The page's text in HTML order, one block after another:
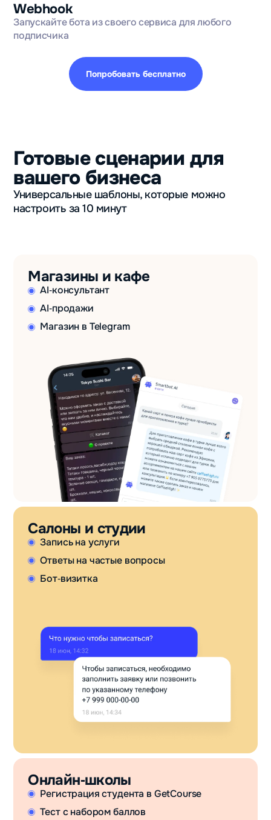
Webhook
Запускайте бота из своего сервиса для любого
подписчика
Попробовать бесплатно
Готовые сценарии для
вашего бизнеса
Универсальные шаблоны, которые можно
настроить за 10 минут
Магазины и кафе
AI‑консультант
AI‑продажи
Магазин в Telegram
Салоны и студии
Запись на услуги
Ответы на частые вопросы
Бот‑визитка
Онлайн‑школы
Регистрация студента в GetCourse
Тест с набором баллов